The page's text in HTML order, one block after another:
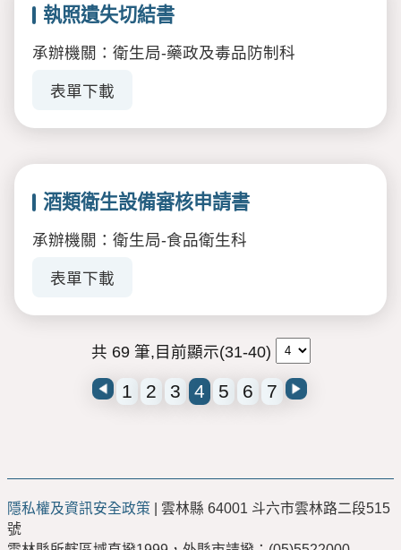
執照遺失切結書
承辦機關：衛生局-藥政及毒品防制科
表單下載
酒類衛生設備審核申請書
承辦機關：衛生局-食品衛生科
表單下載
共 69 筆,目前顯示(31-40)
1 2 3 4 5 6 7
隱私權及資訊安全政策 | 雲林縣 64001 斗六市雲林路二段515
號